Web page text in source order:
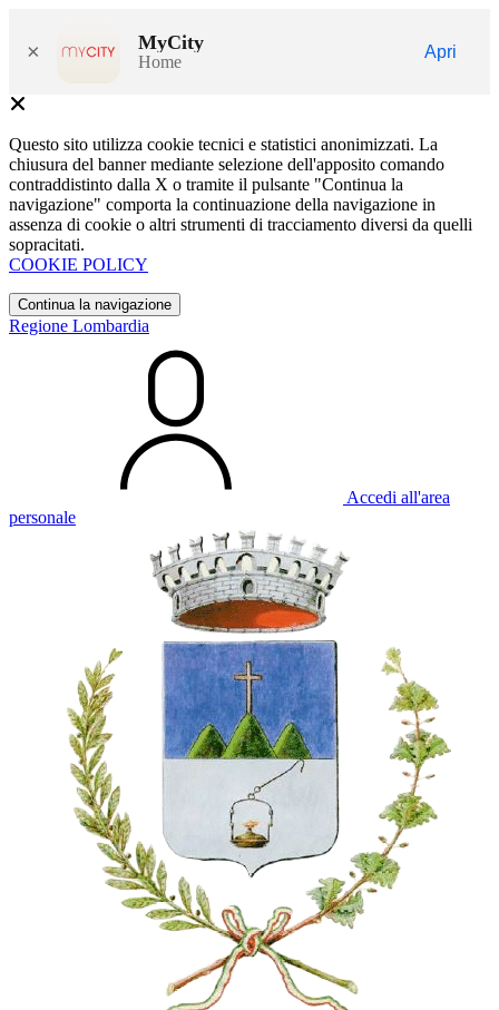
× MyCity
Home
Apri
Questo sito utilizza cookie tecnici e statistici anonimizzati. La
chiusura del banner mediante selezione dell'apposito comando
contraddistinto dalla X o tramite il pulsante "Continua la
navigazione" comporta la continuazione della navigazione in
assenza di cookie o altri strumenti di tracciamento diversi da quelli
sopracitati.
COOKIE POLICY
Continua la navigazione
Regione Lombardia
Accedi all'area
personale